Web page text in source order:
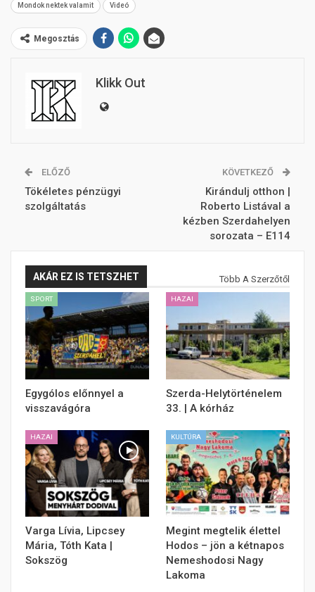
Mondok nektek valamit Videó
Megosztás
Klikk Out
ELŐZŐ
Tökéletes pénzügyi
szolgáltatás
KÖVETKEZŐ
Kirándulj otthon |
Roberto Listával a
kézben Szerdahelyen
sorozata – E114
AKÁR EZ IS TETSZHET Több A Szerzőtől
SPORT
Egygólos előnnyel a
visszavágóra
HAZAI
Szerda-Helytörténelem
33. | A kórház
HAZAI
Varga Lívia, Lipcsey
Mária, Tóth Kata |
Sokszög
KULTÚRA
Megint megtelik élettel
Hodos – jön a kétnapos
Nemeshodosi Nagy
Lakoma